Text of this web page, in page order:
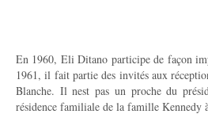
En 1960, Eli Ditano participe de façon
1961, il fait partie des invités aux
Blanche. Il nest pas un proche du
résidence familiale de la famille Kennedy